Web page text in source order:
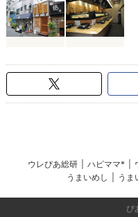
ウレぴあ総研 ハピママ*
うまいめし
うま
ぴ